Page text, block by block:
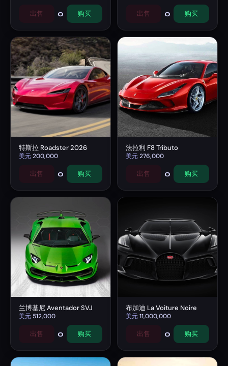
出售 0 购买 出售 0 购买
特斯拉 Roadster 2026
美元200,000
出售 0 购买
法拉利 F8 Tributo
美元276,000
出售 0 购买
兰博基尼 Aventador SVJ
美元 512,000
出售 0 购买
布加迪 La Voiture Noire
美元11,000,000
出售 0 购买